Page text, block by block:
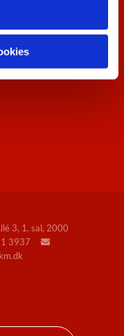
3, 1. sal, 2000
3937 